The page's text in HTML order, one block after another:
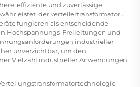
effiziente und zuverlässige
derverteilertransformator .
fungieren als entscheidende
Hochspannungs-Freileitungen und
industrieller
unverzichtbar, um den
Vielzahl industrieller Anwendungen